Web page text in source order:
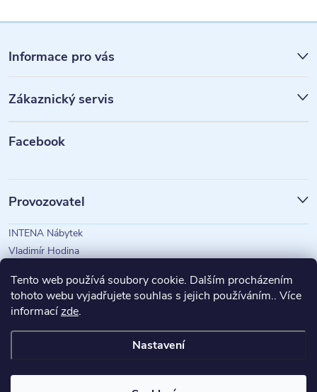
Tento web používá soubory cookie. Dalším procházením
tohoto webu vyjadřujete souhlas s jejich používáním.. Více
informacízde.
Nastavení
á
p
a
Informace pro vás
Zákaznický servis
Facebook
Provozovatel
INTENA Nábytek
Vladimír Hodina
Copyright 2026INTENA Nábytek. Všechna práva vyhrazena.